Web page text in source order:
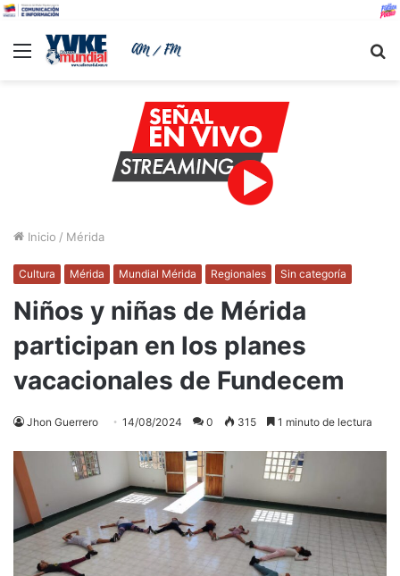
Menu
Inicio / Mérida
Cultura Mérida Mundial Mérida Regionales Sin categoría
Niños y niñas de Mérida
participan en los planes
vacacionales de Fundecem
Jhon Guerrero 14/08/2024 0 315 1 minuto de lectura